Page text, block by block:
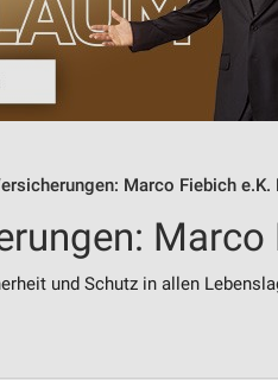
Marco Fiebich
und Schutz in allen